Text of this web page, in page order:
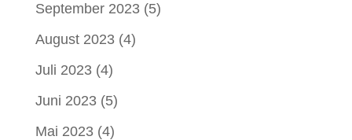
September 2023(5)
August 2023(4)
Juli 2023(4)
Juni 2023(5)
Mai 2023(4)